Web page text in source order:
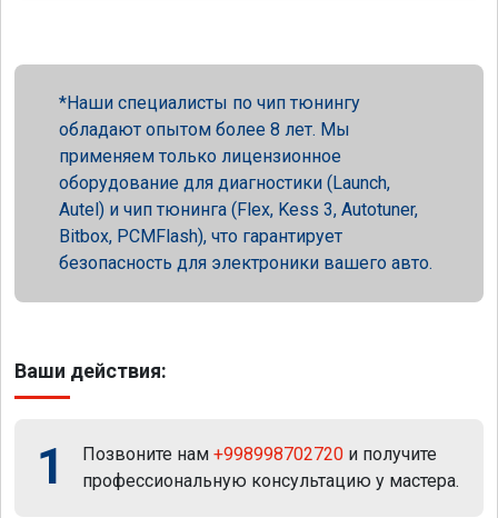
Наши специалисты по чип тюнингу
обладают опытом более 8 лет. Мы
применяем только лицензионное
оборудование для диагностики (Launch,
Autel) и чип тюнинга (Flex, Kess 3, Autotuner,
Bitbox, PCMFlash), что гарантирует
безопасность для электроники вашего авто.
Ваши действия:
1 Позвоните нам +998998702720 и получите
профессиональную консультацию у мастера.